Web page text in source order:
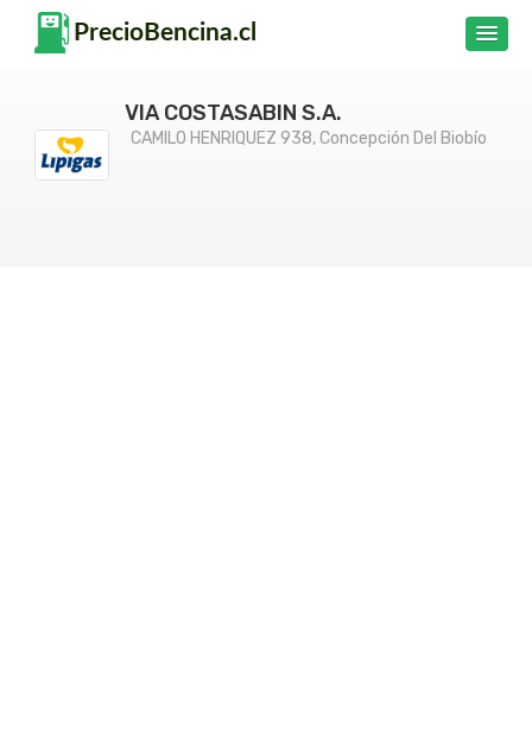
VIA COSTASABIN S.A.
CAMILO HENRIQUEZ 938, Concepción Del Biobío